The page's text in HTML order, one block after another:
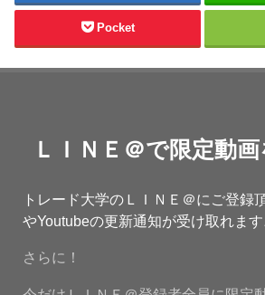
Pocket
ＬＩＮＥ＠で限定動画
トレード大学のＬＩＮＥ＠にご登録
やYoutubeの更新通知が受け取れます
さらに！